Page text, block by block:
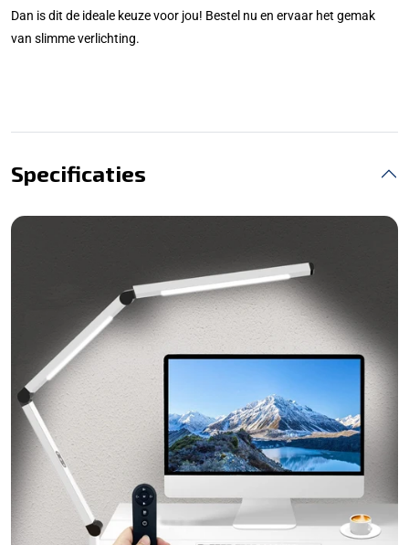
Dan is dit de ideale keuze voor jou! Bestel nu en ervaar het gemak
van slimme verlichting.
Specificaties